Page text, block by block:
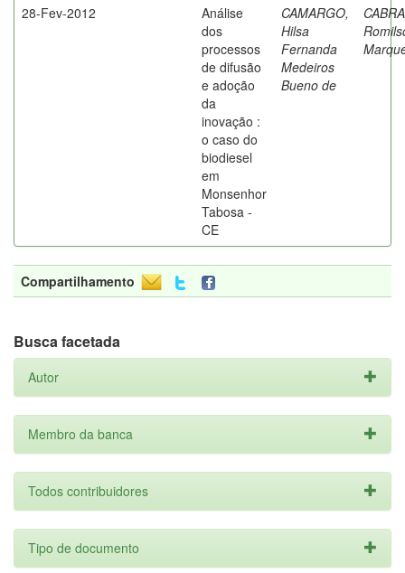
28-Fev-2012
Análise
dos
processos
de difusão
e adoção
da
inovação :
o caso do
biodiesel
em
Monsenhor
Tabosa -
CE
CAMARGO,
Hilsa
Fernanda
Medeiros
Bueno de
Compartilhamento
Busca facetada
Autor
Membro da banca
Todos contribuidores
Tipo de documento